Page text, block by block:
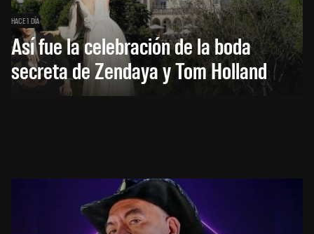
HACE 1 DÍA
Así fue la celebración de la boda
secreta de Zendaya y Tom Holland